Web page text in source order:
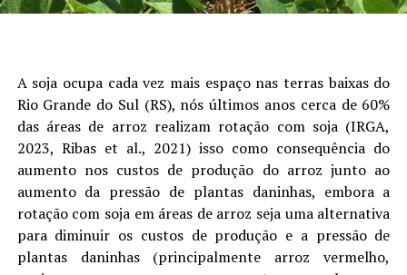
RELATED TOPICS:
semana – Rural Clima – MAIS SOJA
DON'T MISS
Chicago/CBOT: Soja em baixa com realização de lucros
pela ausência de relatórios oficiais – MAIS SOJA
cotações estaduais, reduzindo o impacto das oscilações
Outro ponto de destaque foi o avanço da
comercialização da safra. Na soja, as vendas atingiram
73% da produção estimada, crescimento de nove pontos
percentuais em julho. Embora o percentual permaneça
ligeiramente abaixo do registrado no ciclo anterior, o
ritmo foi impulsionado pela recuperação dos preços ao
longo do mês.
No milho, a comercialização chegou a 38,5% da
A soja ocupa cada vez mais espaço nas terras baixas do
Rio Grande do Sul (RS), nós últimos anos cerca de 60%
das áreas de arroz realizam rotação com soja (IRGA,
2023, Ribas et al., 2021) isso como consequência do
aumento nos custos de produção do arroz junto ao
aumento da pressão de plantas daninhas, embora a
rotação com soja em áreas de arroz seja uma alternativa
para diminuir os custos de produção e a pressão de
plantas daninhas (principalmente arroz vermelho,